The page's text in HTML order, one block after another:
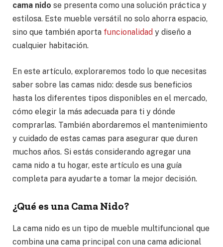
cama nido se presenta como una solución práctica y
estilosa. Este mueble versátil no solo ahorra espacio,
sino que también aporta funcionalidad y diseño a
cualquier habitación.
En este artículo, exploraremos todo lo que necesitas
saber sobre las camas nido: desde sus beneficios
hasta los diferentes tipos disponibles en el mercado,
cómo elegir la más adecuada para ti y dónde
comprarlas. También abordaremos el mantenimiento
y cuidado de estas camas para asegurar que duren
muchos años. Si estás considerando agregar una
cama nido a tu hogar, este artículo es una guía
completa para ayudarte a tomar la mejor decisión.
¿Qué es una Cama Nido?
La cama nido es un tipo de mueble multifuncional que
combina una cama principal con una cama adicional